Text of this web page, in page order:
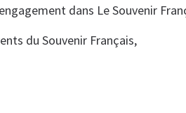
dans Le Souvenir
du Souvenir Français,